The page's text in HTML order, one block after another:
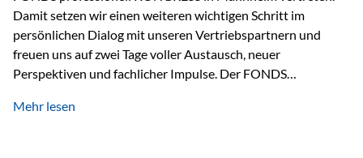
Damit setzen wir einen weiteren wichtigen Schritt im
persönlichen Dialog mit unseren Vertriebspartnern und
freuen uns auf zwei Tage voller Austausch, neuer
Perspektiven und fachlicher Impulse. Der FONDS
Branchentreffen für Finanz- und Versicherungsprofis im
Mehr lesen